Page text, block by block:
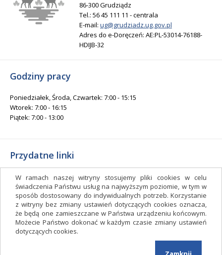
W ramach naszej witryny stosujemy pliki cookies w celu
świadczenia Państwu usług na najwyższym poziomie, w tym w
sposób dostosowany do indywidualnych potrzeb. Korzystanie
z witryny bez zmiany ustawień dotyczących cookies oznacza,
że będą one zamieszczane w Państwa urządzeniu końcowym.
Możecie Państwo dokonać w każdym czasie zmiany ustawień
dotyczących cookies.
86-300 Grudziądz
Tel.: 56 45 111 11 - centrala
E-mail: ug@grudziadz.ug.gov.pl
Adres do e-Doręczeń: AE:PL-53014-76188-
HDIJB-32
Godziny pracy
Poniedziałek, Środa, Czwartek: 7:00 - 15:15
Wtorek: 7:00 - 16:15
Piątek: 7:00 - 13:00
Przydatne linki
Gminny Ośrodek Kultury i Sportu
Gminna Biblioteka Publiczna
facebook.com/gminagrudziadz
Deklaracja dostępności
Facebook